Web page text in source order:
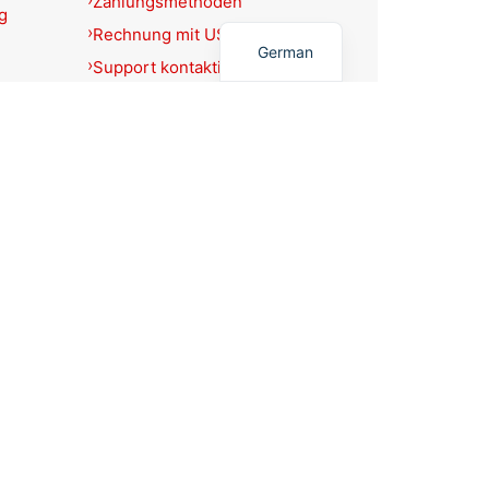
Rechnung mit USt.-Ausweis?
Support kontaktieren
German